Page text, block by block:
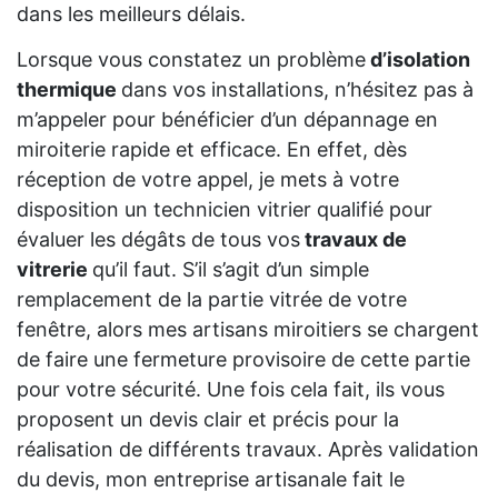
dans les meilleurs délais.
Lorsque vous constatez un problèmed’isolation
thermique dans vos installations, n’hésitez pas à
m’appeler pour bénéficier d’un dépannage en
miroiterie rapide et efficace. En effet, dès
réception de votre appel, je mets à votre
disposition un technicien vitrier qualifié pour
évaluer les dégâts de tous vostravaux de
vitrerie qu’il faut. S’il s’agit d’un simple
remplacement de la partie vitrée de votre
fenêtre, alors mes artisans miroitiers se chargent
de faire une fermeture provisoire de cette partie
pour votre sécurité. Une fois cela fait, ils vous
proposent un devis clair et précis pour la
réalisation de différents travaux. Après validation
du devis, mon entreprise artisanale fait le